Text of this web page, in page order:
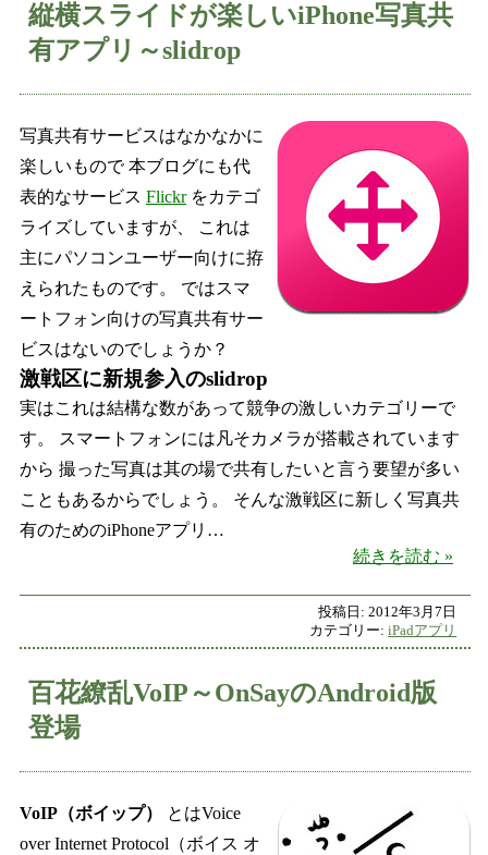
縦横スライドが楽しいiPhone写真共
有アプリ～slidrop
写真共有サービスはなかなかに
楽しいもので 本ブログにも代
表的なサービス Flickrをカテゴ
ライズしていますが、 これは
主にパソコンユーザー向けに拵
えられたものです。 ではスマ
ートフォン向けの写真共有サー
ビスはないのでしょうか？
激戦区に新規参入のslidrop
実はこれは結構な数があって競争の激しいカテゴリーで
す。 スマートフォンには凡そカメラが搭載されています
から 撮った写真は其の場で共有したいと言う要望が多い
こともあるからでしょう。 そんな激戦区に新しく写真共
有のためのiPhoneアプリ…
続きを読む 縦横
投稿日:2012年3月7日
カテゴリー:iPadアプリ
百花繚乱VoIP～OnSayのAndroid版
登場
VoIP（ボイップ）
とはVoice
over Internet Protocol（ボイス オ